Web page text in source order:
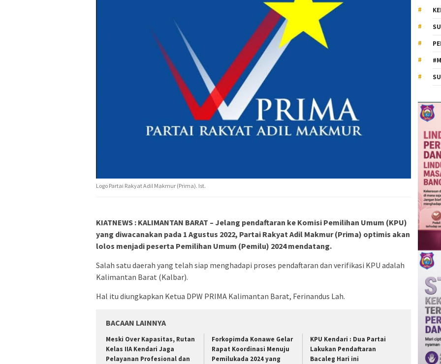
Logo Partai Rakyat Adil Makmur (Prima). Ist.
KIATNEWS : KALIMANTAN BARAT – Jelang pendaftaran ke Komisi Pemilihan Umum (KPU)
yang diwacanakan pada 1 Agustus 2022, Partai Rakyat Adil Makmur (Prima) optimis akan
lolos menjadi peserta Pemilihan Umum (Pemilu) 2024 mendatang.
Salah satu daerah yang telah siap menghadapi proses pendaftaran dan verifikasi KPU adalah
Kalimantan Barat (Kalbar).
Hal itu diungkapkan Ketua DPW PRIMA Kalimantan Barat, Ferinandus Lah.
BACAAN LAINNYA
Meski Over Kapasitas, Rutan
Kelas IIA Kendari Jaga
Pelayanan Profesional dan
Forkopimda Konawe Gelar
Rapat Koordinasi Menuju
Pemilukada 2024 yang
KPU Kendari : Dua Partai
Lakukan Pendaftaran
Bacaleg Hari ini